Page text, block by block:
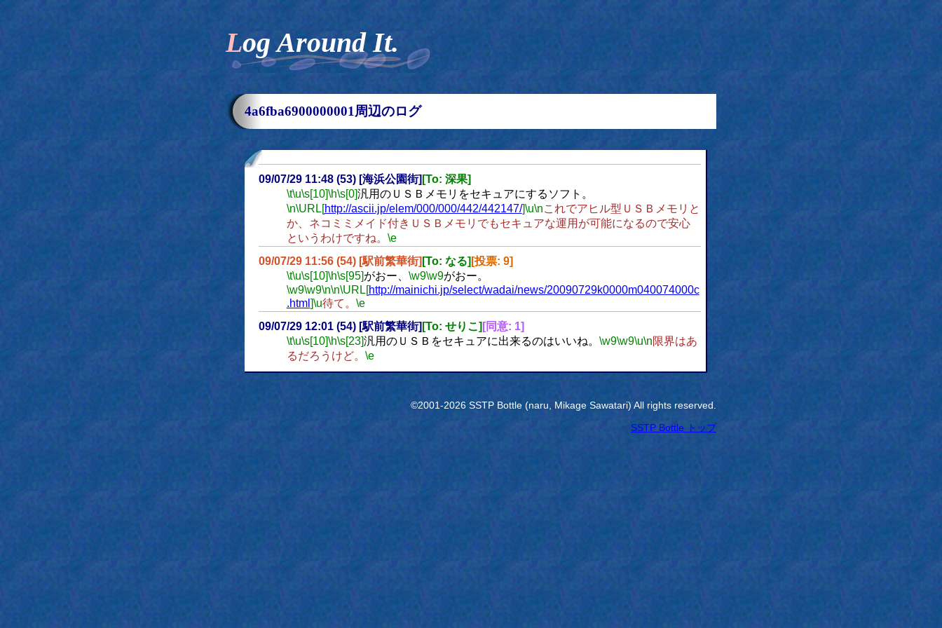
Log Around It.
4a6fba6900000001周辺のログ
09/07/29 11:48 (53) [海浜公園街] [To: 深果]
\t\u\s[10]\h\s[0]汎用のＵＳＢメモリをセキュアにするソフト。
\n\URL[http://ascii.jp/elem/000/000/442/442147/]\u\nこれでアヒル型ＵＳＢメモリと
か、ネコミミメイド付きＵＳＢメモリでもセキュアな運用が可能になるので安心
というわけですね。 \e
09/07/29 11:56 (54) [駅前繁華街] [To: なる] [投票: 9]
\t\u\s[10]\h\s[95]がおー、 \w9\w9がおー。
\w9\w9\n\n\URL[http://mainichi.jp/select/wadai/news/20090729k0000m040074000c
.html ]\u待て。 \e
09/07/29 12:01 (54) [駅前繁華街] [To: せりこ] [同意: 1]
\t\u\s[10]\h\s[23]汎用のＵＳＢをセキュアに出来るのはいいね。 \w9\w9\u\n限界はあ
るだろうけど。 \e
©2001-2026 SSTP Bottle (naru, Mikage Sawatari) All rights reserved.
SSTP Bottle トップ